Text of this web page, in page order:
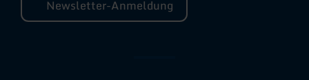
Newsletter-Anmeldung